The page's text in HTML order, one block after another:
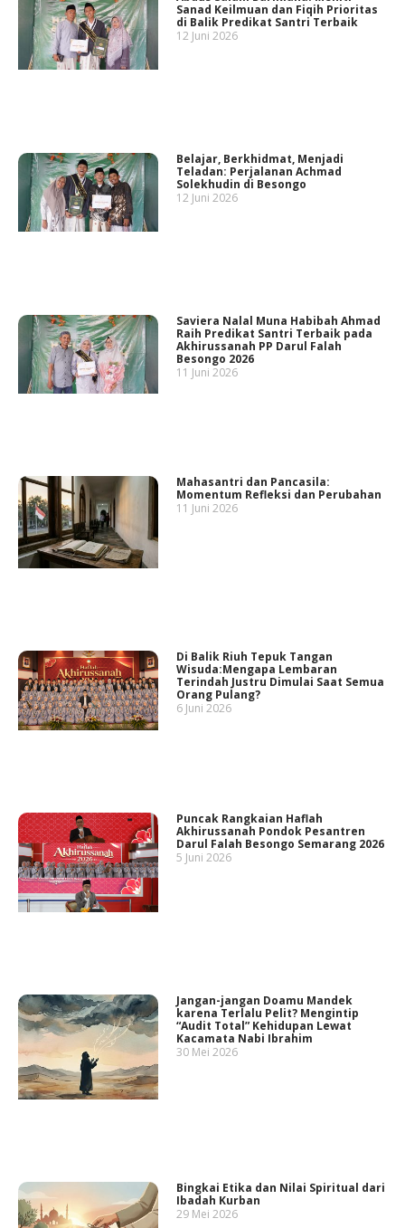
Sanad Keilmuan dan Fiqih Prioritas
di Balik Predikat Santri Terbaik
12 Juni 2026
Belajar, Berkhidmat, Menjadi
Teladan: Perjalanan Achmad
Solekhudin di Besongo
12 Juni 2026
Saviera Nalal Muna Habibah Ahmad
Raih Predikat Santri Terbaik pada
Akhirussanah PP Darul Falah
Besongo 2026
11 Juni 2026
Mahasantri dan Pancasila:
Momentum Refleksi dan Perubahan
11 Juni 2026
Di Balik Riuh Tepuk Tangan
Wisuda:Mengapa Lembaran
Terindah Justru Dimulai Saat Semua
Orang Pulang?
6 Juni 2026
Puncak Rangkaian Haflah
Akhirussanah Pondok Pesantren
Darul Falah Besongo Semarang 2026
5 Juni 2026
Jangan-jangan Doamu Mandek
karena Terlalu Pelit? Mengintip
“Audit Total” Kehidupan Lewat
Kacamata Nabi Ibrahim
30 Mei 2026
Bingkai Etika dan Nilai Spiritual dari
Ibadah Kurban
29 Mei 2026